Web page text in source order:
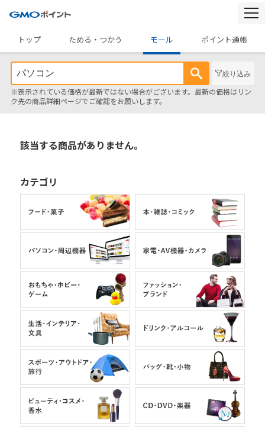
トップ
ためる・つかう モール ポイント通帳
絞り込み
※表示されている価格が最新ではない場合がございます。最新の価格はリン
ク先の商品詳細ページでご確認をお願いします。
該当する商品がありません。
カテゴリ